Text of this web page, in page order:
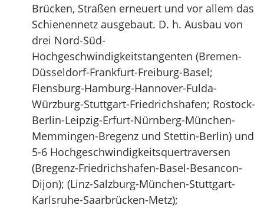
Brücken, Straßen erneuert und vor allem das
Schienennetz ausgebaut. D. h. Ausbau von
drei Nord-Süd-
Hochgeschwindigkeitstangenten (Bremen-
Düsseldorf-Frankfurt-Freiburg-Basel;
Flensburg-Hamburg-Hannover-Fulda-
Würzburg-Stuttgart-Friedrichshafen; Rostock-
Berlin-Leipzig-Erfurt-Nürnberg-München-
Memmingen-Bregenz und Stettin-Berlin) und
5-6 Hochgeschwindigkeitsquertraversen
(Bregenz-Friedrichshafen-Basel-Besancon-
Dijon); (Linz-Salzburg-München-Stuttgart-
Karlsruhe-Saarbrücken-Metz);